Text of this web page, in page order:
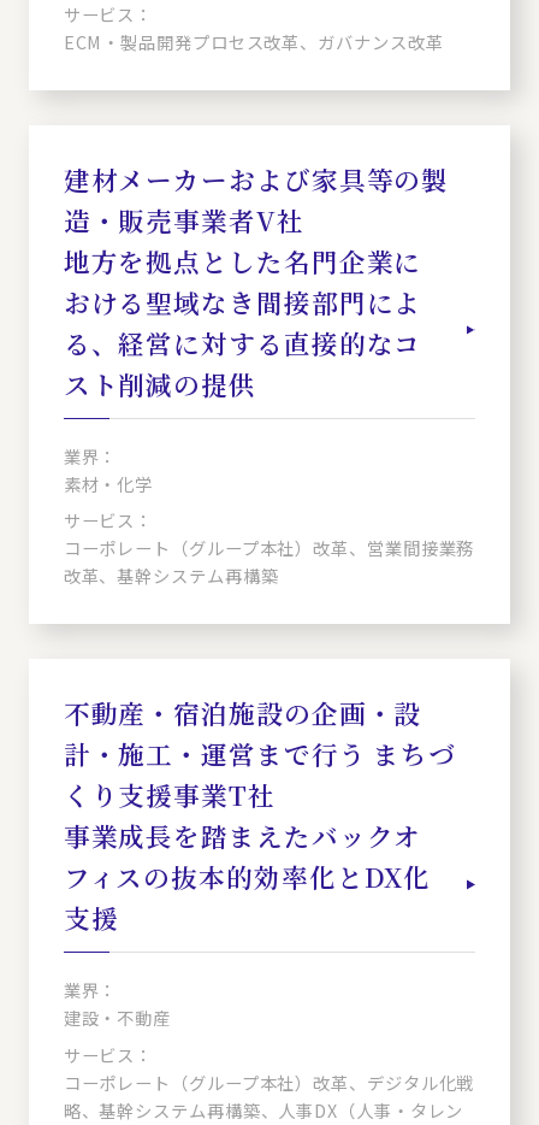
サービス：
ECM・製品開発プロセス改革、ガバナンス改革
建材メーカーおよび家具等の製
造・販売事業者V社
地方を拠点とした名門企業に
おける聖域なき間接部門によ
る、経営に対する直接的なコ
スト削減の提供
業界：
素材・化学
サービス：
コーポレート（グループ本社）改革、営業間接業務
改革、基幹システム再構築
不動産・宿泊施設の企画・設
計・施工・運営まで行う まちづ
くり支援事業T社
事業成長を踏まえたバックオ
フィスの抜本的効率化とDX化
支援
業界：
建設・不動産
サービス：
コーポレート（グループ本社）改革、デジタル化戦
略、基幹システム再構築、人事DX（人事・タレン